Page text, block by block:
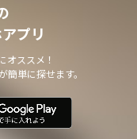
プリ
オススメ！
単に探せます。